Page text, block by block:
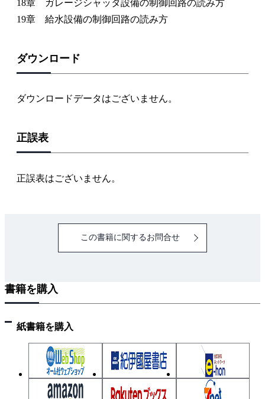
18章 ガレージシャッタ設備の制御回路の読み方
19章 給水設備の制御回路の読み方
ダウンロード
ダウンロードデータはございません。
正誤表
正誤表はございません。
この書籍に関するお問合せ
書籍を購入
紙書籍を購入